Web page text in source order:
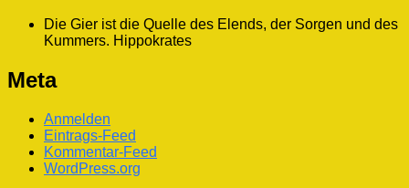
Die Gier ist die Quelle des Elends, der Sorgen und des
Kummers. Hippokrates
Meta
Anmelden
Eintrags-Feed
Kommentar-Feed
WordPress.org